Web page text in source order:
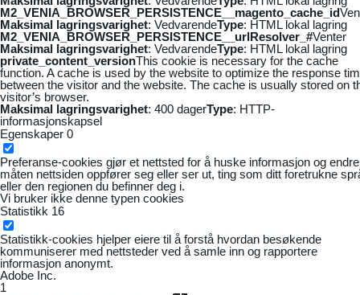
M2_VENIA_BROWSER_PERSISTENCE__magento_cache_id
Maksimal lagringsvarighet: VedvarendeType: HTML lokal lagring
M2_VENIA_BROWSER_PERSISTENCE__urlResolver_#Venter
Maksimal lagringsvarighet: VedvarendeType: HTML lokal lagring
private_content_versionThis cookie is necessary for the cache
function. A cache is used by the website to optimize the response
between the visitor and the website. The cache is usually stored on
visitor’s browser.
Maksimal lagringsvarighet: 400 dagerType: HTTP-
informasjonskapsel
Egenskaper 0
Preferanse-cookies gjør et nettsted for å huske informasjon og
måten nettsiden oppfører seg eller ser ut, ting som ditt foretrukne
eller den regionen du befinner deg i.
Vi bruker ikke denne typen cookies
Statistikk 16
Statistikk-cookies hjelper eiere til å forstå hvordan besøkende
kommuniserer med nettsteder ved å samle inn og rapportere
informasjon anonymt.
Adobe Inc.
1